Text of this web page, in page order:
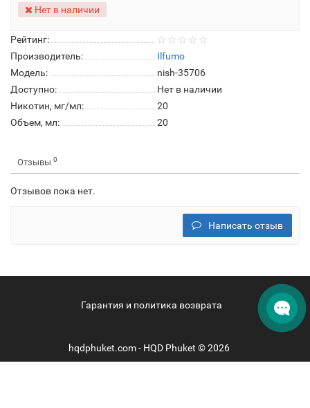
Рейтинг:
Производитель:
Ilfumo
Модель:
nish-35706
Доступно:
Нет в наличии
Никотин, мг/мл:
20
Объем, мл:
20
Нет в наличии
Отзывы 0
Отзывов пока нет.
Написать отзыв
Гарантия и политика возврата
hqdphuket.com - HQD Phuket © 2026